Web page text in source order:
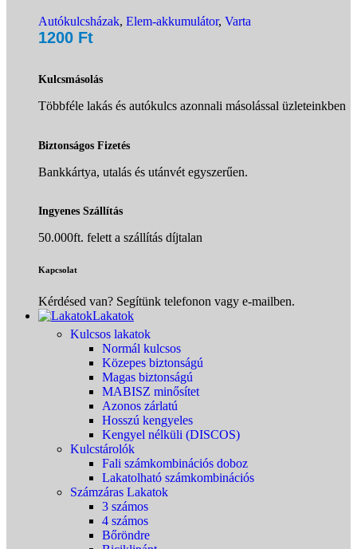
Autókulcsházak, Elem-akkumulátor, Varta
1200 Ft
Kulcsmásolás
Többféle lakás és autókulcs azonnali másolással üzleteinkben
Biztonságos Fizetés
Bankkártya, utalás és utánvét egyszerűen.
Ingyenes Szállítás
50.000ft. felett a szállítás díjtalan
Kapcsolat
Kérdésed van? Segítünk telefonon vagy e-mailben.
Lakatok
Kulcsos lakatok
Normál kulcsos
Közepes biztonságú
Magas biztonságú
MABISZ minősítet
Azonos zárlatú
Hosszú kengyeles
Kengyel nélküli (DISCOS)
Kulcstárolók
Fali számkombinációs doboz
Lakatolható számkombinációs
Számzáras Lakatok
3 számos
4 számos
Bőröndre